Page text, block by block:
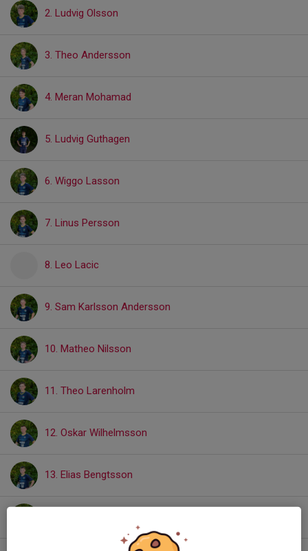
2. Ludvig Olsson
3. Theo Andersson
4. Meran Mohamad
5. Ludvig Guthagen
6. Wiggo Lasson
7. Linus Persson
8. Leo Lacic
9. Sam Karlsson Andersson
10. Matheo Nilsson
11. Theo Larenholm
12. Oskar Wilhelmsson
13. Elias Bengtsson